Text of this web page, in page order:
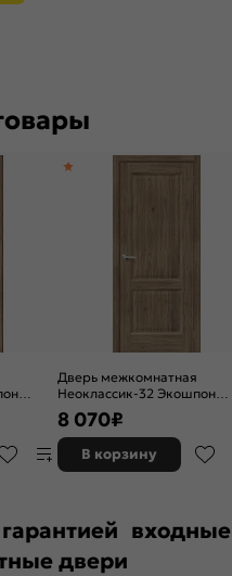
Дверь межкомнатная
Неоклассик-32 Экошпон
Original Oak, глухая, кромка
нет, филенчатая
8 070₽
В корзину
гарантией входные
двери